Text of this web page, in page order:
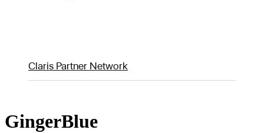
Claris Partner Network
GingerBlue